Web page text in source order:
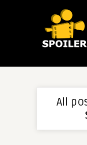
All